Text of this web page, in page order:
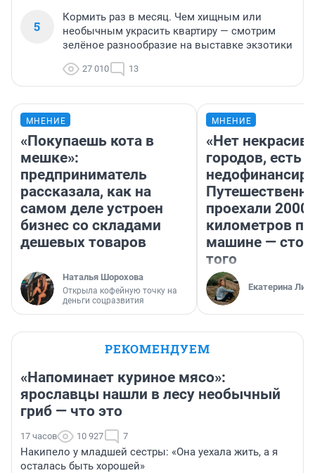
5
Кормить раз в месяц. Чем хищным или
необычным украсить квартиру — смотрим
зелёное разнообразие на выставке экзотики
27 010 13
МНЕНИЕ
«Покупаешь кота в
мешке»:
предприниматель
рассказала, как на
самом деле устроен
бизнес со складами
дешевых товаров
Наталья Шорохова
Открыла кофейную точку на
деньги соцразвития
МНЕНИЕ
«Нет
городов, есть
проехали 2000
километров по
машине —
того
Екатерина
РЕКОМЕНДУЕМ
«Напоминает куриное мясо»:
ярославцы нашли в лесу необычный
гриб — что это
17 часов 10 927 7
Накипело у младшей сестры: «Она уехала жить, а я
осталась быть хорошей»